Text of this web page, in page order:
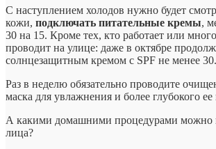
С наступлением холодов нужно будет
кожи, подключать питательные кремы,
30 на 15. Кроме тех, кто работает или
проводит на улице: даже в октябре
солнцезащитным кремом с SPF не менее 30.
Раз в неделю обязательно проводите
маска для увлажнения и более глубокого
А какими домашними процедурами можно
лица?